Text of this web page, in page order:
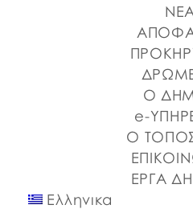
Μητρόπολη Χαλκίδος,
Σποράδων, με την
Στερεάς Ελλάδας και του
Λιμένων Ν. Εύβοιας και του
⚓️Η επίσημη έναρξη
Ο
e-
Ο
ΕΡΓΑ
Ελληνικα